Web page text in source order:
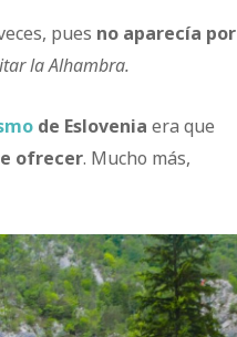
pues no aparecía por
la Alhambra.
de Eslovenia era que
ofrecer. Mucho más,